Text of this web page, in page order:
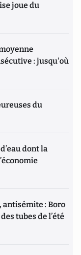
joue du
: jusqu'où
du
dont la
: Boro
tubes de l’été